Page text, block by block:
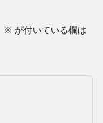
※ が付いている欄は